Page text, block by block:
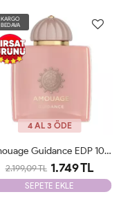
KARGO
BEDAVA
YENİ
4 AL 3 ÖDE
Yves Saint Laurent Libre İntence Edp 90 Ml Tester
2.099,09 TL 1.249 TL
SEPETE EKLE